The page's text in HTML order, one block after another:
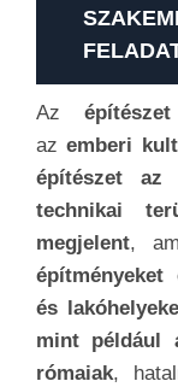
Az
az emberi
építészet az
technikai
megjelent,
építményeket
és
mint például
rómaiak,